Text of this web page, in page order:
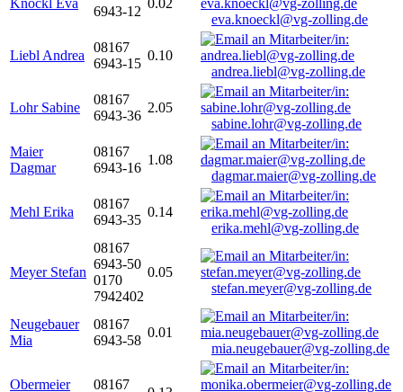
Knöckl Eva
6943-12
0.02
eva.knoeckl@vg-zolling.de
Liebl Andrea
08167
6943-15
0.10
andrea.liebl@vg-zolling.de
Lohr Sabine
08167
6943-36
2.05
sabine.lohr@vg-zolling.de
Maier
Dagmar
08167
6943-16
1.08
dagmar.maier@vg-zolling.de
Mehl Erika
08167
6943-35
0.14
erika.mehl@vg-zolling.de
Meyer Stefan
08167
6943-50
0170
7942402
0.05
stefan.meyer@vg-zolling.de
Neugebauer
Mia
08167
6943-58
0.01
mia.neugebauer@vg-zolling.de
Obermeier
08167